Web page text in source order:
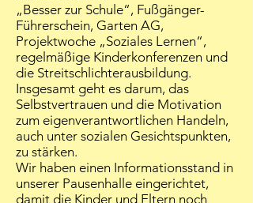
„Besser zur Schule“, Fußgänger-
Führerschein, Garten AG,
Projektwoche „Soziales Lernen“,
regelmäßige Kinderkonferenzen und
die Streitschlichterausbildung.
Insgesamt geht es darum, das
Selbstvertrauen und die Motivation
zum eigenverantwortlichen Handeln,
auch unter sozialen Gesichtspunkten,
zu stärken.
Wir haben einen Informationsstand in
unserer Pausenhalle eingerichtet,
damit die Kinder und Eltern noch